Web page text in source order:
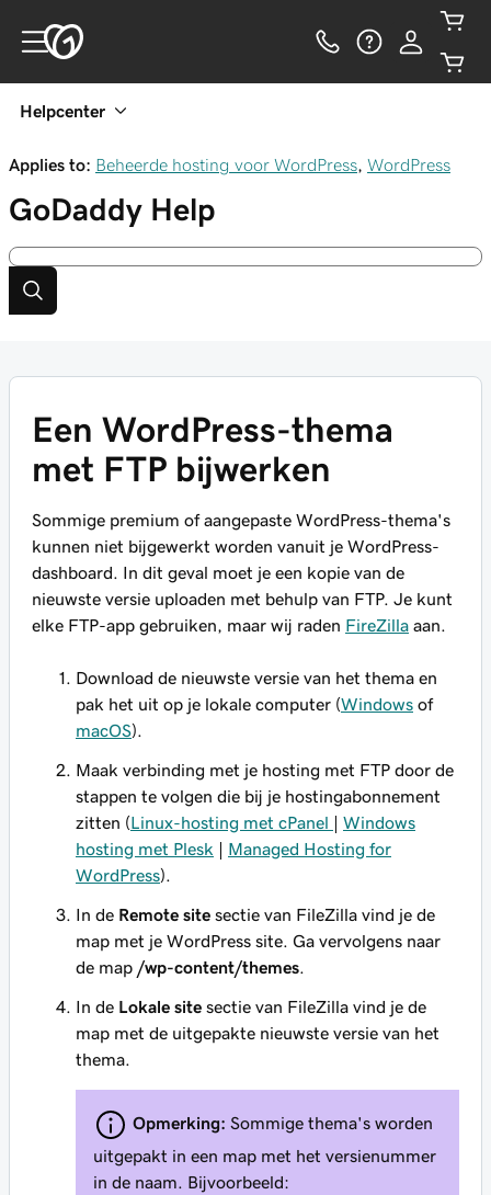
Helpcenter
Applies to: Beheerde hosting voor WordPress WordPress
GoDaddy Help
Een WordPress-thema
met FTP bijwerken
Sommige premium of aangepaste WordPress-thema's
kunnen niet bijgewerkt worden vanuit je WordPress-
dashboard. In dit geval moet je een kopie van de
nieuwste versie uploaden met behulp van FTP. Je kunt
elke FTP-app gebruiken, maar wij raden FireZilla aan.
Download de nieuwste versie van het thema en
pak het uit op je lokale computer (Windows of
macOS).
Maak verbinding met je hosting met FTP door de
stappen te volgen die bij je hostingabonnement
zitten (Linux-hosting met cPanel
Windows
hosting met Plesk
Managed Hosting for
WordPress).
In de Remote site sectie van FileZilla vind je de
map met je WordPress site. Ga vervolgens naar
de map /wp-content/themes
In de Lokale site sectie van FileZilla vind je de
map met de uitgepakte nieuwste versie van het
thema.
Opmerking: Sommige thema's worden
uitgepakt in een map met het versienummer
in de naam. Bijvoorbeeld: